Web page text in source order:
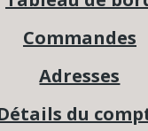
Commandes
Adresses
du